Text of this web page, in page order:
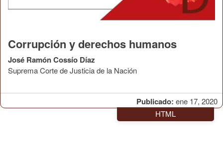
Publicado: ene 17, 2020
Corrupción y derechos humanos
José Ramón Cossío Díaz
Suprema Corte de Justicia de la Nación
HTML